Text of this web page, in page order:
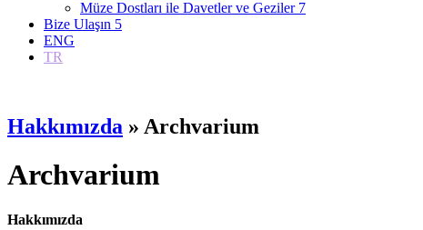
Müze Dostları ile Davetler ve Geziler 7
Bize Ulaşın 5
ENG
TR
Hakkımızda » Archvarium
Archvarium
Hakkımızda